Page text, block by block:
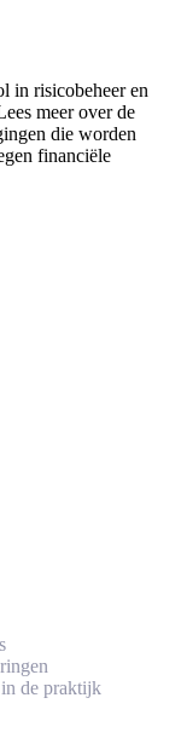
in risicobeheer en
meer over de
die worden
financiële
de praktijk